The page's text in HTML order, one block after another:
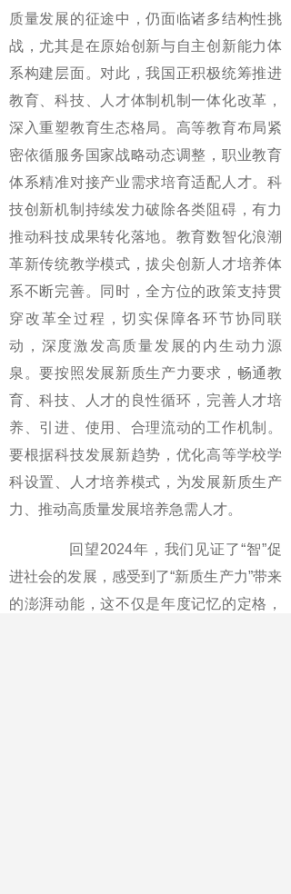
质量发展的征途中，仍面临诸多结构性挑
战，尤其是在原始创新与自主创新能力体
系构建层面。对此，我国正积极统筹推进
教育、科技、人才体制机制一体化改革，
深入重塑教育生态格局。高等教育布局紧
密依循服务国家战略动态调整，职业教育
体系精准对接产业需求培育适配人才。科
技创新机制持续发力破除各类阻碍，有力
推动科技成果转化落地。教育数智化浪潮
革新传统教学模式，拔尖创新人才培养体
系不断完善。同时，全方位的政策支持贯
穿改革全过程，切实保障各环节协同联
动，深度激发高质量发展的内生动力源
泉。要按照发展新质生产力要求，畅通教
育、科技、人才的良性循环，完善人才培
养、引进、使用、合理流动的工作机制。
要根据科技发展新趋势，优化高等学校学
科设置、人才培养模式，为发展新质生产
力、推动高质量发展培养急需人才。
回望2024年，我们见证了“智”促
进社会的发展，感受到了“新质生产力”带来
的澎湃动能，这不仅是年度记忆的定格，